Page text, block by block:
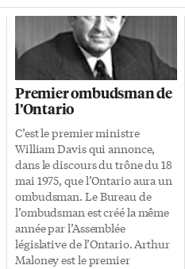
confesse, je l’ai fait avec
l’expression «que dalle».
D’abord, mettons les choses au
clair. Il s’agit d’une expression
que les Européens
francophones utilisent
beaucoup plus fréquemment
que les francophones de
l’Amérique du Nord. Mais elle
s’est répandue jusqu’ici, s’est
faufilée dans la littérature, est
devenue omniprésente au
cinéma. Si un incendie a […]
Premier ombudsman de
l’Ontario
C’est le premier ministre
William Davis qui annonce,
dans le discours du trône du 18
mai 1975, que l’Ontario aura un
ombudsman. Le Bureau de
l’ombudsman est créé la même
année par l’Assemblée
législative de l’Ontario. Arthur
Maloney est le premier